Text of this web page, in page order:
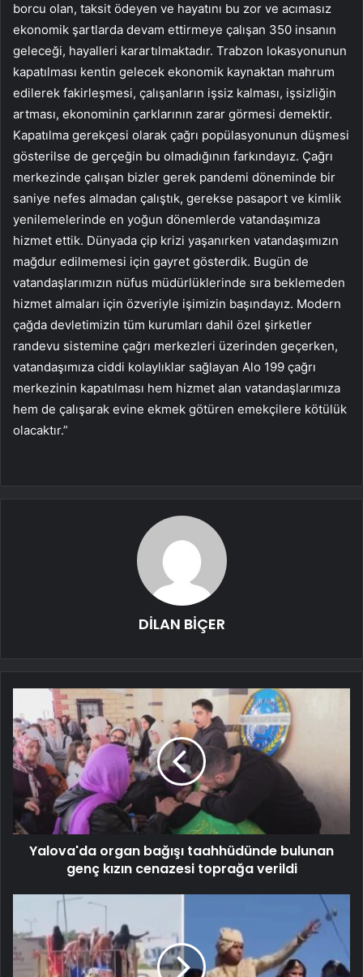
borcu olan, taksit ödeyen ve hayatını bu zor ve acımasız
ekonomik şartlarda devam ettirmeye çalışan 350 insanın
geleceği, hayalleri karartılmaktadır. Trabzon lokasyonunun
kapatılması kentin gelecek ekonomik kaynaktan mahrum
edilerek fakirleşmesi, çalışanların işsiz kalması, işsizliğin
artması, ekonominin çarklarının zarar görmesi demektir.
Kapatılma gerekçesi olarak çağrı popülasyonunun düşmesi
gösterilse de gerçeğin bu olmadığının farkındayız. Çağrı
merkezinde çalışan bizler gerek pandemi döneminde bir
saniye nefes almadan çalıştık, gerekse pasaport ve kimlik
yenilemelerinde en yoğun dönemlerde vatandaşımıza
hizmet ettik. Dünyada çip krizi yaşanırken vatandaşımızın
mağdur edilmemesi için gayret gösterdik. Bugün de
vatandaşlarımızın nüfus müdürlüklerinde sıra beklemeden
hizmet almaları için özveriyle işimizin başındayız. Modern
çağda devletimizin tüm kurumları dahil özel şirketler
randevu sistemine çağrı merkezleri üzerinden geçerken,
vatandaşımıza ciddi kolaylıklar sağlayan Alo 199 çağrı
merkezinin kapatılması hem hizmet alan vatandaşlarımıza
hem de çalışarak evine ekmek götüren emekçilere kötülük
olacaktır.”
DİLAN BİÇER
Yalova'da organ bağışı taahhüdünde bulunan
genç kızın cenazesi toprağa verildi